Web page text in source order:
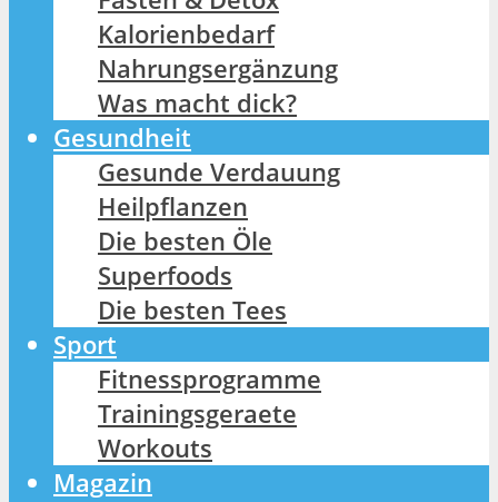
Kalorienbedarf
Nahrungsergänzung
Was macht dick?
Gesundheit
Gesunde Verdauung
Heilpflanzen
Die besten Öle
Superfoods
Die besten Tees
Sport
Fitnessprogramme
Trainingsgeraete
Workouts
Magazin